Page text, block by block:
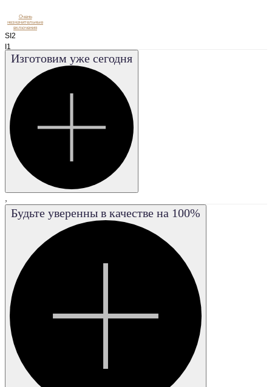
Очень
незначительные
включения
SI2
I1
VVS1
VVS2
FL
Изготовим уже сегодня
,
Будьте уверенны в качестве на 100%